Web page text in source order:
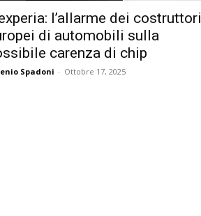
l’allarme dei costruttori
di automobili sulla
carenza di chip
Spadoni - Ottobre 17, 2025